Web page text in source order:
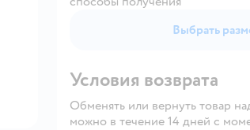
Выбрать
Условия возврата
Обменять или вернуть товар
можно в течение 14 дней с